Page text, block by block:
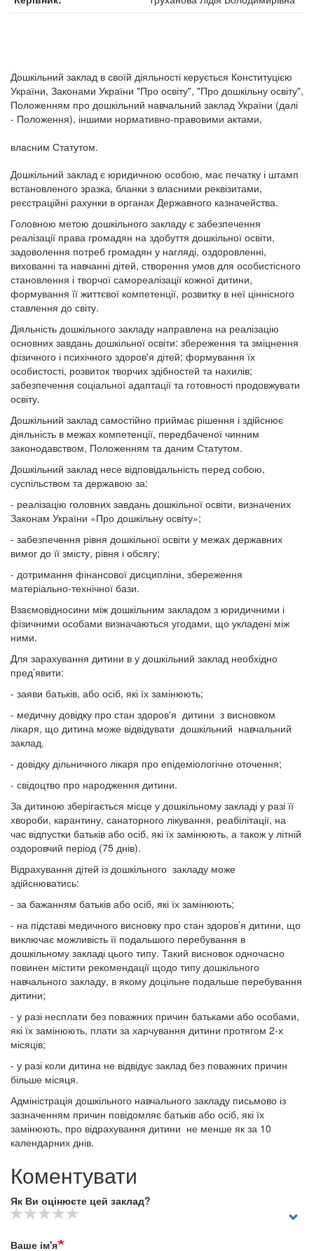
Дошкільний заклад в своїй діяльності керується Конституцією
України, Законами України "Про освіту", "Про дошкільну освіту",
Положенням про дошкільний навчальний заклад України (далі
- Положення), іншими нормативно-правовими актами,
власним Статутом.
Дошкільний заклад є юридичною особою, має печатку і штамп
встановленого зразка, бланки з власними реквізитами,
реєстраційні рахунки в органах Державного казначейства.
Головною метою дошкільного закладу є забезпечення
реалізації права громадян на здобуття дошкільної освіти,
задоволення потреб громадян у нагляді, оздоровленні,
вихованні та навчанні дітей, створення умов для особистісного
становлення і творчої самореалізації кожної дитини,
формування її життєвої компетенції, розвитку в неї ціннісного
ставлення до світу.
Діяльність дошкільного закладу направлена на реалізацію
основних завдань дошкільної освіти: збереження та зміцнення
фізичного і психічного здоров'я дітей; формування їх
особистості, розвиток творчих здібностей та нахилів;
забезпечення соціальної адаптації та готовності продовжувати
освіту.
Дошкільний заклад самостійно приймає рішення і здійснює
діяльність в межах компетенції, передбаченої чинним
законодавством, Положенням та даним Статутом.
Дошкільний заклад несе відповідальність перед собою,
суспільством та державою за:
- реалізацію головних завдань дошкільної освіти, визначених
Законам України «Про дошкільну освіту»;
- забезпечення рівня дошкільної освіти у межах державних
вимог до її змісту, рівня і обсягу;
- дотримання фінансової дисципліни, збереження
матеріально-технічної бази.
Взаємовідносини між дошкільним закладом з юридичними і
фізичними особами визначаються угодами, що укладені між
ними.
Для зарахування дитини в у дошкільний заклад необхідно
пред’явити:
- заяви батьків, або осіб, які їх замінюють;
- медичну довідку про стан здоров'я дитини з висновком
лікаря, що дитина може відвідувати дошкільний навчальний
заклад.
- довідку дільничного лікаря про епідеміологічне оточення;
- свідоцтво про народження дитини.
За дитиною зберігається місце у дошкільному закладі у разі її
хвороби, карантину, санаторного лікування, реабілітації, на
час відпустки батьків або осіб, які їх замінюють, а також у літній
оздоровчий період (75 днів).
Відрахування дітей із дошкільного закладу може
здійснюватись:
- за бажанням батьків або осіб, які їх замінюють;
- на підставі медичного висновку про стан здоров’я дитини, що
виключає можливість її подальшого перебування в
дошкільному закладі цього типу. Такий висновок одночасно
повинен містити рекомендації щодо типу дошкільного
навчального закладу, в якому доцільне подальше перебування
дитини;
- у разі несплати без поважних причин батьками або особами,
які їх замінюють, плати за харчування дитини протягом 2-х
місяців;
- у разі коли дитина не відвідує заклад без поважних причин
більше місяця.
Адміністрація дошкільного навчального закладу письмово із
зазначенням причин повідомляє батьків або осіб, які їх
замінюють, про відрахування дитини не менше як за 10
календарних днів.
Коментувати
Як Ви оцінюєте цей заклад?
Ваше ім'я